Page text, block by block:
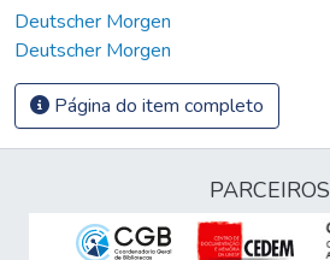
Deutscher Morgen
Deutscher Morgen
Página do item completo
PARCEIROS